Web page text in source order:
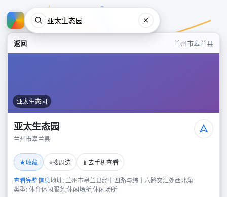
返回 兰州市皋兰县
亚太生态园
亚太生态园
兰州市皋兰县
★收藏 ⌖搜周边 📱 去手机查看
查看完整信息地址: 兰州市皋兰县经十四路与纬十六路交汇处西北角
类型: 体育休闲服务;休闲场所;休闲场所